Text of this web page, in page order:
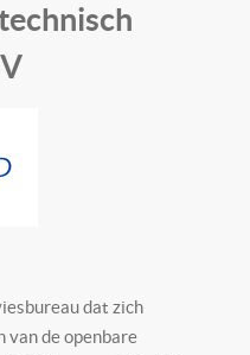
dat zich
van de openbare